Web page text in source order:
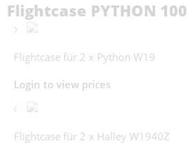
Flightcase PYTHON 100
Flightcase für 2 x Python W19
Login to view prices
Flightcase für 2 x Halley W1940Z